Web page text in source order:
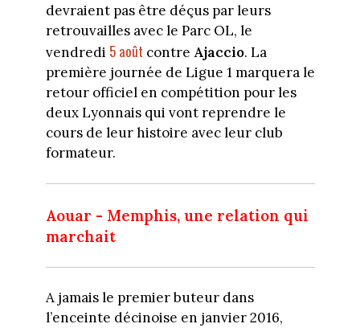
devraient pas être déçus par leurs
retrouvailles avec le Parc OL, le
vendredi 5 août contre Ajaccio. La
première journée de Ligue 1 marquera le
retour officiel en compétition pour les
deux Lyonnais qui vont reprendre le
cours de leur histoire avec leur club
formateur.
Aouar - Memphis, une relation qui
marchait
A jamais le premier buteur dans
l’enceinte décinoise en janvier 2016,